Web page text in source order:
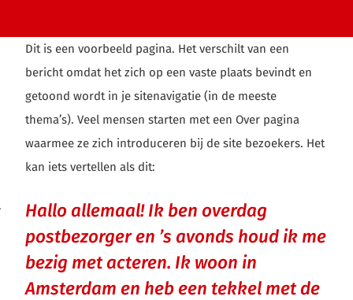
Dit is een voorbeeld pagina. Het verschilt van een
bericht omdat het zich op een vaste plaats bevindt en
getoond wordt in je sitenavigatie (in de meeste
thema’s). Veel mensen starten met een Over pagina
waarmee ze zich introduceren bij de site bezoekers. Het
kan iets vertellen als dit:
Hallo allemaal! Ik ben overdag
postbezorger en ’s avonds houd ik me
bezig met acteren. Ik woon in
Amsterdam en heb een tekkel met de